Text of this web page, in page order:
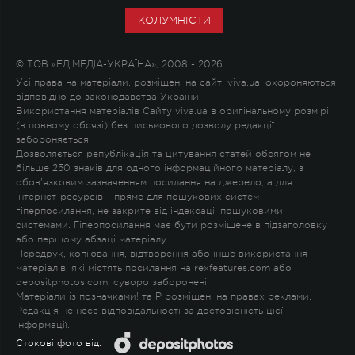
КОЛУМНІСТИ
© ТОВ «ЕДІМЕДІА-УКРАЇНА», 2008 - 2026
Усі права на матеріали, розміщені на сайті viva.ua, охороняються
відповідно до законодавства України.
Використання матеріалів Сайту viva.ua в оригінальному розмірі
(в повному обсязі) без письмового дозволу редакції
забороняється.
Дозволяється републікація та цитування статей обсягом не
більше 250 знаків для одного інформаційного матеріалу, з
обов'язковим зазначенням посилання на джерело, а для
Інтернет-ресурсів – пряме для пошукових систем
гіперпосилання, не закрите від індексації пошуковими
системами. Гіперпосилання має бути розміщене в підзаголовку
або першому абзаці матеріалу.
Передрук, копіювання, відтворення або інше використання
матеріалів, які містять посилання на rexfeatures.com або
depositphotos.com, суворо заборонені.
Матеріали із позначками! та P розміщені на правах реклами.
Редакція не несе відповідальності за достовірність цієї
інформації.
Стокові фото від: